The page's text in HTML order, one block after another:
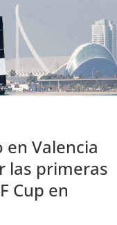
Valencia
las primeras
Cup en